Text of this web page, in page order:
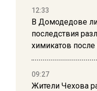
12:33
В Домодедове
последствия
химикатов после
09:27
Жители Чехова